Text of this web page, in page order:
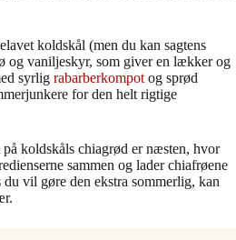
koldskål (men du kan sagtens
og vaniljeskyr, som giver en lækker og
syrlig rabarberkompot og sprød
for den helt rigtige
koldskåls chiagrød er næsten, hvor
sammen og lader chiafrøene
vil gøre den ekstra sommerlig, kan